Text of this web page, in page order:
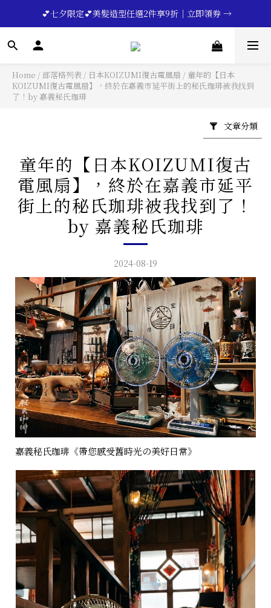
🔥💪My Superdad😍｜全館領券享9折｜立即領券 →
💕七夕限定💕美髮造型任選2件享9折｜立即領券 →
一分鐘登錄保固 | 買得安心又放心🔥▸▸
Home /部落格列表 / 日本KOIZUMI復古電風扇 / 童年的【日本
KOIZUMI復古電風扇】，終於在嘉義市延平街上的秘氏珈琲被我找到
了！by 嘉義秘氏珈琲
文章分類
童年的【日本KOIZUMI復古
電風扇】，終於在嘉義市延平
街上的秘氏珈琲被我找到了！
by 嘉義秘氏珈琲
2024-08-19
嘉義秘氏珈琲《帶您感受舊時光の美好日常》